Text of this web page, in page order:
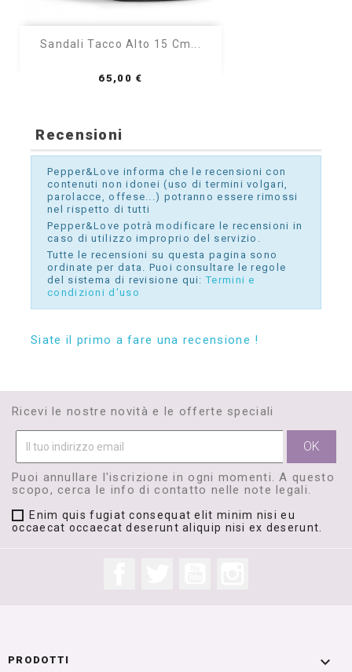
Sandali Tacco Alto 15 Cm...
Prezzo
65,00 €
Recensioni
Pepper&Love informa che le recensioni con
contenuti non idonei (uso di termini volgari,
parolacce, offese...) potranno essere rimossi
nel rispetto di tutti
Pepper&Love potrà modificare le recensioni in
caso di utilizzo improprio del servizio.
Tutte le recensioni su questa pagina sono
ordinate per data. Puoi consultare le regole
del sistema di revisione qui:Termini e
condizioni d'uso
Siate il primo a fare una recensione !
Ricevi le nostre novità e le offerte speciali
Puoi annullare l'iscrizione in ogni momenti. A questo
scopo, cerca le info di contatto nelle note legali.
Enim quis fugiat consequat elit minim nisi eu
occaecat occaecat deserunt aliquip nisi ex deserunt.
FacebookTwitter
PRODOTTI 